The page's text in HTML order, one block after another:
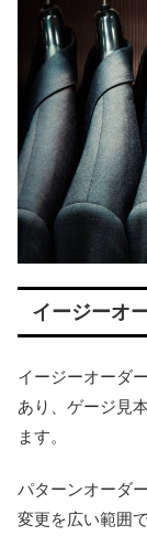
イージーオ
イージーオーダ
あり、ゲージ見
ます。
パターンオーダ
変更を広い範囲